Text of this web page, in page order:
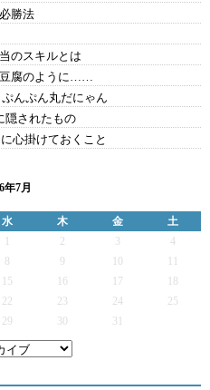
勝法
のスキルとは
豆腐のように……
んぷん丸だにゃん
隠されたもの
心掛けておくこと
年7月
水 木 金
土
2 3
4
9
15 16 17
22 23 24
25
29 30 31